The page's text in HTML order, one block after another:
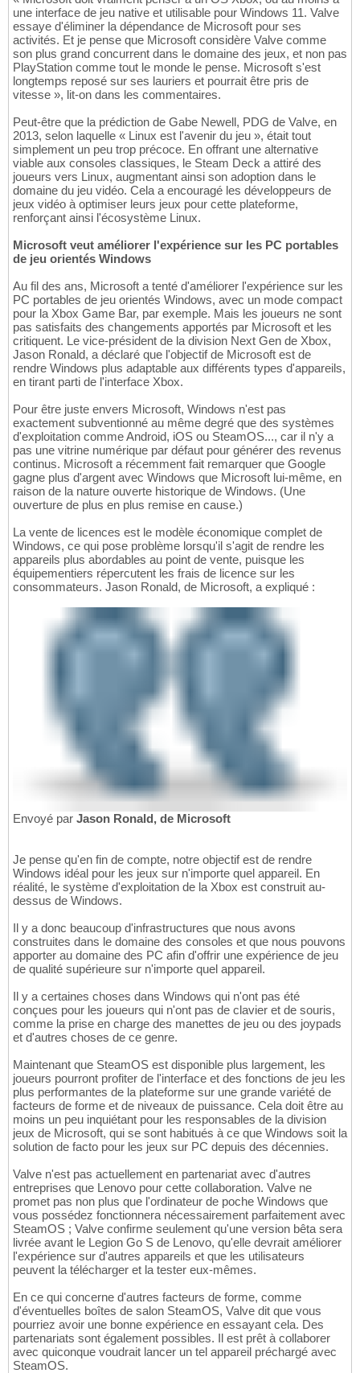
une interface de jeu native et utilisable pour Windows 11. Valve
essaye d'éliminer la dépendance de Microsoft pour ses
activités. Et je pense que Microsoft considère Valve comme
son plus grand concurrent dans le domaine des jeux, et non pas
PlayStation comme tout le monde le pense. Microsoft s'est
longtemps reposé sur ses lauriers et pourrait être pris de
vitesse », lit-on dans les commentaires.
Peut-être que la prédiction de Gabe Newell, PDG de Valve, en
2013, selon laquelle « Linux est l'avenir du jeu », était tout
simplement un peu trop précoce. En offrant une alternative
viable aux consoles classiques, le Steam Deck a attiré des
joueurs vers Linux, augmentant ainsi son adoption dans le
domaine du jeu vidéo. Cela a encouragé les développeurs de
jeux vidéo à optimiser leurs jeux pour cette plateforme,
renforçant ainsi l'écosystème Linux.
Microsoft veut améliorer l'expérience sur les PC portables
de jeu orientés Windows
Au fil des ans, Microsoft a tenté d'améliorer l'expérience sur les
PC portables de jeu orientés Windows, avec un mode compact
pour la Xbox Game Bar, par exemple. Mais les joueurs ne sont
pas satisfaits des changements apportés par Microsoft et les
critiquent. Le vice-président de la division Next Gen de Xbox,
Jason Ronald, a déclaré que l'objectif de Microsoft est de
rendre Windows plus adaptable aux différents types d'appareils,
en tirant parti de l'interface Xbox.
Pour être juste envers Microsoft, Windows n'est pas
exactement subventionné au même degré que des systèmes
d'exploitation comme Android, iOS ou SteamOS..., car il n'y a
pas une vitrine numérique par défaut pour générer des revenus
continus. Microsoft a récemment fait remarquer que Google
gagne plus d'argent avec Windows que Microsoft lui-même, en
raison de la nature ouverte historique de Windows. (Une
ouverture de plus en plus remise en cause.)
La vente de licences est le modèle économique complet de
Windows, ce qui pose problème lorsqu'il s'agit de rendre les
appareils plus abordables au point de vente, puisque les
équipementiers répercutent les frais de licence sur les
consommateurs. Jason Ronald, de Microsoft, a expliqué :
Envoyé par Jason Ronald, de Microsoft
Je pense qu'en fin de compte, notre objectif est de rendre
Windows idéal pour les jeux sur n'importe quel appareil. En
réalité, le système d'exploitation de la Xbox est construit au-
dessus de Windows.
Il y a donc beaucoup d'infrastructures que nous avons
construites dans le domaine des consoles et que nous pouvons
apporter au domaine des PC afin d'offrir une expérience de jeu
de qualité supérieure sur n'importe quel appareil.
Il y a certaines choses dans Windows qui n'ont pas été
conçues pour les joueurs qui n'ont pas de clavier et de souris,
comme la prise en charge des manettes de jeu ou des joypads
et d'autres choses de ce genre.
Maintenant que SteamOS est disponible plus largement, les
joueurs pourront profiter de l'interface et des fonctions de jeu les
plus performantes de la plateforme sur une grande variété de
facteurs de forme et de niveaux de puissance. Cela doit être au
moins un peu inquiétant pour les responsables de la division
jeux de Microsoft, qui se sont habitués à ce que Windows soit la
solution de facto pour les jeux sur PC depuis des décennies.
Valve n'est pas actuellement en partenariat avec d'autres
entreprises que Lenovo pour cette collaboration. Valve ne
promet pas non plus que l'ordinateur de poche Windows que
vous possédez fonctionnera nécessairement parfaitement avec
SteamOS ; Valve confirme seulement qu'une version bêta sera
livrée avant le Legion Go S de Lenovo, qu'elle devrait améliorer
l'expérience sur d'autres appareils et que les utilisateurs
peuvent la télécharger et la tester eux-mêmes.
En ce qui concerne d'autres facteurs de forme, comme
d'éventuelles boîtes de salon SteamOS, Valve dit que vous
pourriez avoir une bonne expérience en essayant cela. Des
partenariats sont également possibles. Il est prêt à collaborer
avec quiconque voudrait lancer un tel appareil préchargé avec
SteamOS.